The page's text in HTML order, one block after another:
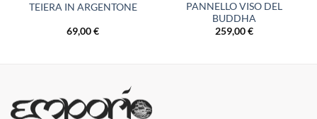
TEIERA IN ARGENTONE
69,00€
PANNELLO VISO DEL
BUDDHA
259,00€